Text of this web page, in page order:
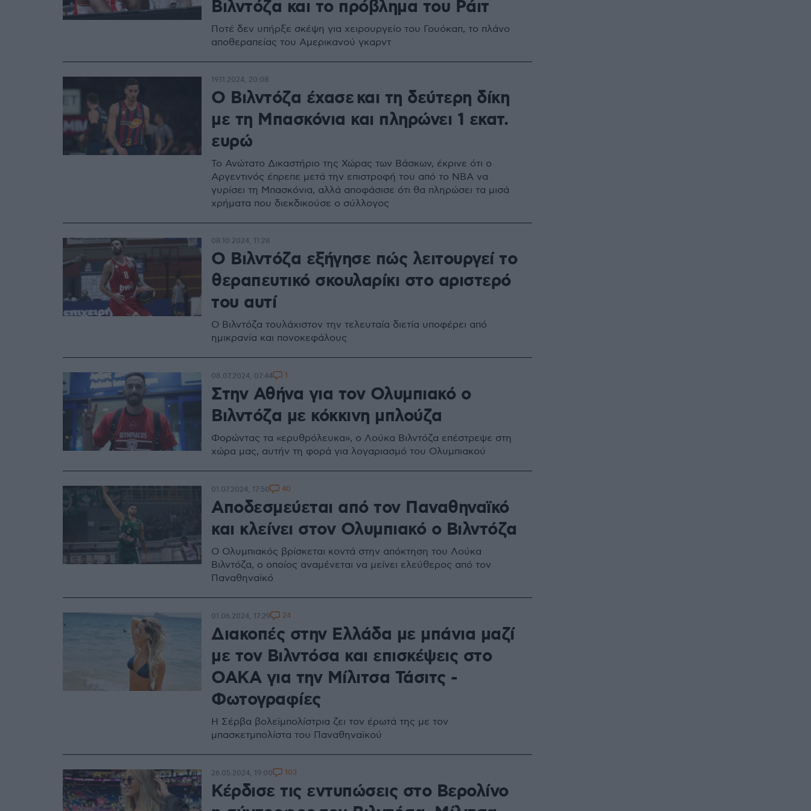
Βιλντόζα και το πρόβλημα του Ράιτ
Ποτέ δεν υπήρξε σκέψη για χειρουργείο του Γουόκαπ, το πλάνο
αποθεραπείας του Αμερικανού γκαρντ
Ο Βιλντόζα έχασε και τη δεύτερη δίκη
με τη Μπασκόνια και πληρώνει 1 εκατ.
ευρώ
Το Ανώτατο Δικαστήριο της Χώρας των Βάσκων, έκρινε ότι ο
Αργεντινός έπρεπε μετά την επιστροφή του από το NBA να
γυρίσει τη Μπασκόνια, αλλά αποφάσισε ότι θα πληρώσει τα μισά
χρήματα που διεκδικούσε ο σύλλογος
19.11.2024, 20:08
Ο Βιλντόζα εξήγησε πώς λειτουργεί το
θεραπευτικό σκουλαρίκι στο αριστερό
του αυτί
Ο Βιλντόζα τουλάχιστον την τελευταία διετία υποφέρει από
ημικρανία και πονοκεφάλους
08.10.2024, 11:28
Στην Αθήνα για τον Ολυμπιακό ο
Βιλντόζα με κόκκινη μπλούζα
Φορώντας τα «ερυθρόλευκα», ο Λούκα Βιλντόζα επέστρεψε στη
χώρα μας, αυτήν τη φορά για λογαριασμό του Ολυμπιακού
08.07.2024, 07:44 1
Αποδεσμεύεται από τον Παναθηναϊκό
και κλείνει στον Ολυμπιακό ο Βιλντόζα
Ο Ολυμπιακός βρίσκεται κοντά στην απόκτηση του Λούκα
Βιλντόζα, ο οποίος αναμένεται να μείνει ελεύθερος από τον
Παναθηναϊκό
01.07.2024, 17:50 40
Διακοπές στην Ελλάδα με μπάνια μαζί
με τον Βιλντόσα και επισκέψεις στο
ΟΑΚΑ για την Μίλιτσα Τάσιτς -
Φωτογραφίες
Η Σέρβα βολεϊμπολίστρια ζει τον έρωτά της με τον
μπασκετμπολίστα του Παναθηναϊκού
01.06.2024, 17:29 24
Κέρδισε τις εντυπώσεις στο Βερολίνο
26.05.2024, 19:00 103